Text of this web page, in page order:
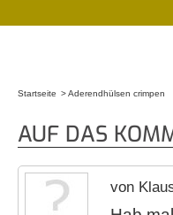
Startseite Aderendhülsen crimpen
AUF DAS
von